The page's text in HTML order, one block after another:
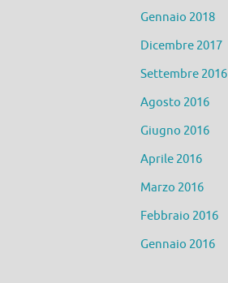
Gennaio 2018
Dicembre 2017
Settembre 2016
Agosto 2016
Giugno 2016
Aprile 2016
Marzo 2016
Febbraio 2016
Gennaio 2016